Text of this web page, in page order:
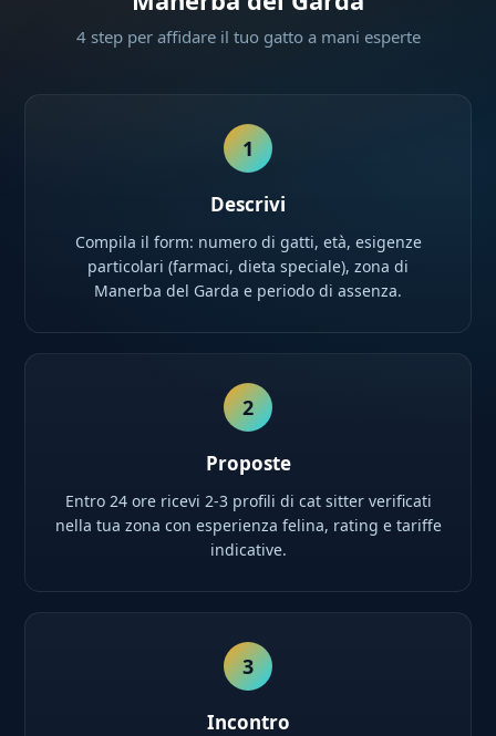
4 step per affidare il tuo gatto a mani esperte
1
Descrivi
Compila il form: numero di gatti, età, esigenze
particolari (farmaci, dieta speciale), zona di
Manerba del Garda e periodo di assenza.
2
Proposte
Entro 24 ore ricevi 2-3 profili di cat sitter verificati
nella tua zona con esperienza felina, rating e tariffe
indicative.
3
Incontro